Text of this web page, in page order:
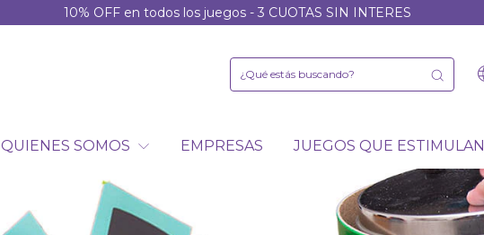
10% OFF en todos los juegos - 3 CUOTAS SIN INTERES
QUIENES SOMOS EMPRESAS JUEGOS QUE ESTIMULAN